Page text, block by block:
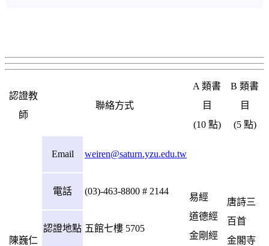
認證教
師
聯絡方式
A 類書
目
(10 點)
B 類書
目
(5 點)
陳巍仁
Email weiren@saturn.yzu.edu.tw
易經
道德經
金剛經
唐詩三
百首
金閣寺
電話 (03)-463-8800 # 2144
認證地點 五館七樓 5705